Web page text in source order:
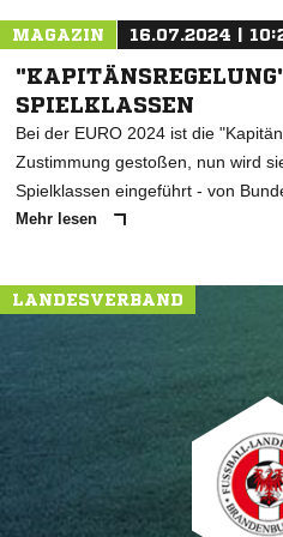
MAGAZIN 16.07.2024 |
SPIELKLASSEN
Bei der EURO 2024 ist die
Zustimmung gestoßen, nun wird
Spielklassen eingeführt - von
Mehr lesen
LANDESVERBAND